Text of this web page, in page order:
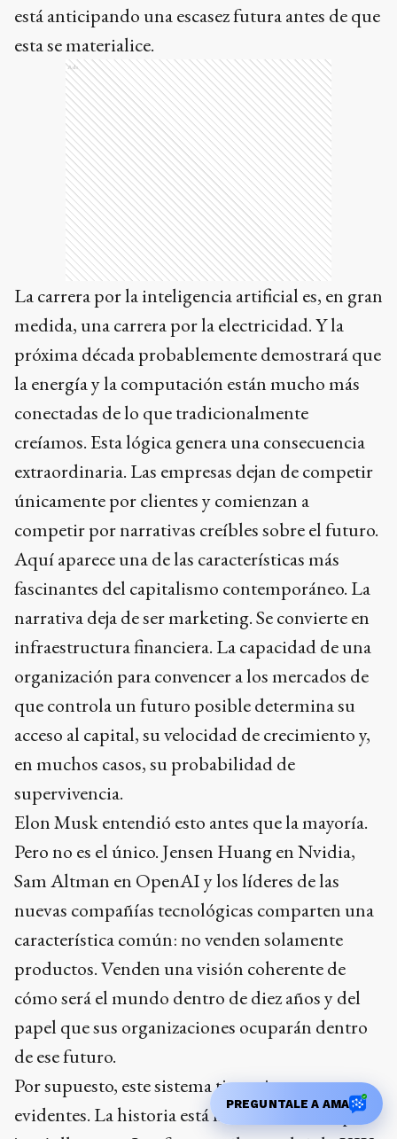
está anticipando una escasez futura antes de que
esta se materialice.
Ads
La carrera por la inteligencia artificial es, en gran
medida, una carrera por la electricidad. Y la
próxima década probablemente demostrará que
la energía y la computación están mucho más
conectadas de lo que tradicionalmente
creíamos. Esta lógica genera una consecuencia
extraordinaria. Las empresas dejan de competir
únicamente por clientes y comienzan a
competir por narrativas creíbles sobre el futuro.
Aquí aparece una de las características más
fascinantes del capitalismo contemporáneo. La
narrativa deja de ser marketing. Se convierte en
infraestructura financiera. La capacidad de una
organización para convencer a los mercados de
que controla un futuro posible determina su
acceso al capital, su velocidad de crecimiento y,
en muchos casos, su probabilidad de
supervivencia.
Elon Musk entendió esto antes que la mayoría.
Pero no es el único. Jensen Huang en Nvidia,
Sam Altman en OpenAI y los líderes de las
nuevas compañías tecnológicas comparten una
característica común: no venden solamente
productos. Venden una visión coherente de
cómo será el mundo dentro de diez años y del
papel que sus organizaciones ocuparán dentro
de ese futuro.
Por supuesto, este sistema tiene riesgos
evidentes. La historia está llena de futuros que
PREGUNTALE A AMA